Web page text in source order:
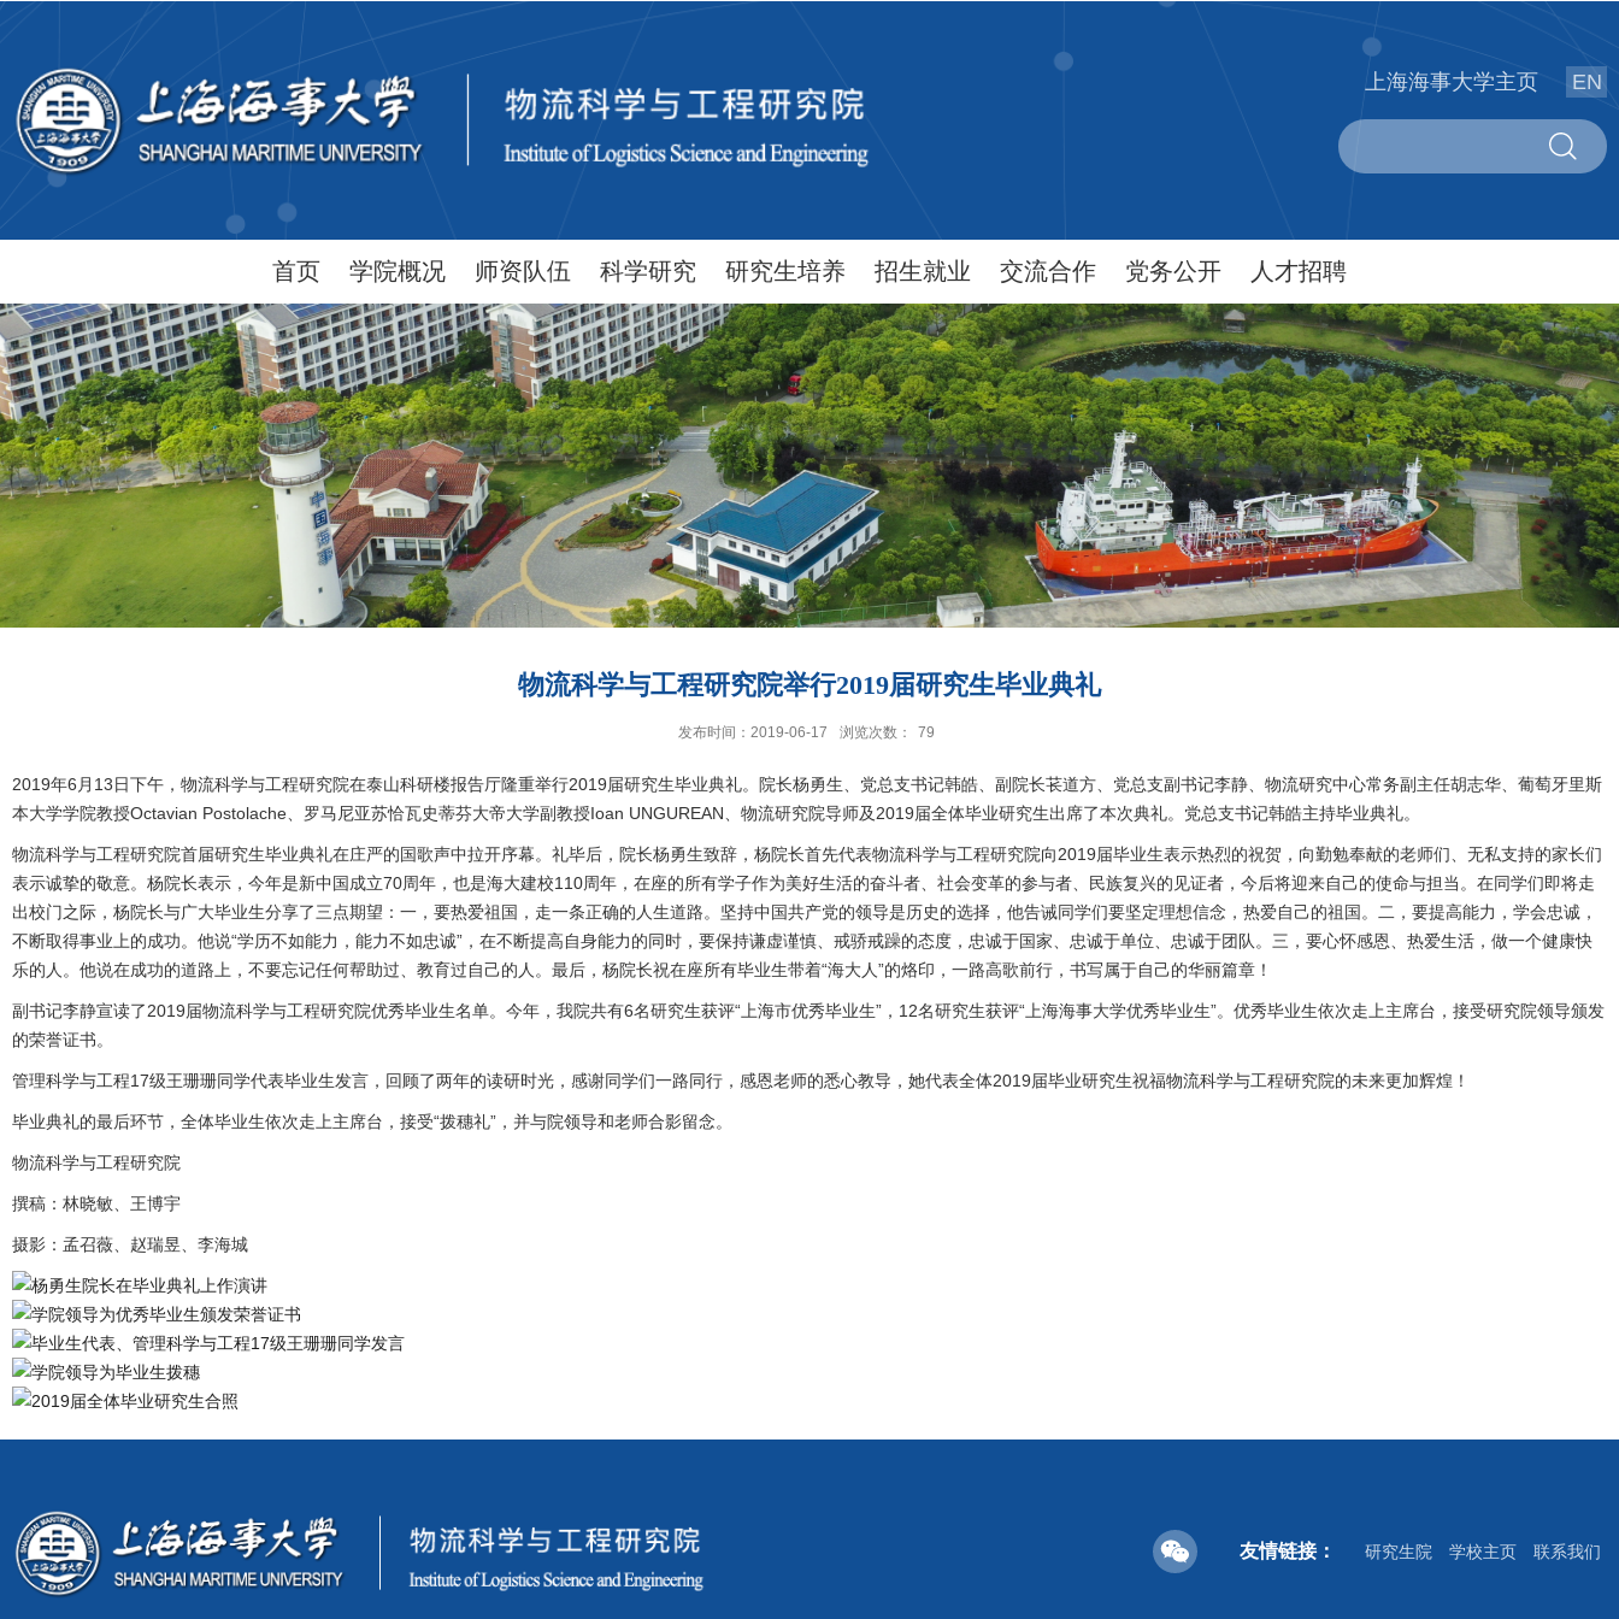
上海海事大学主页 EN
首页 学院概况 师资队伍 科学研究 研究生培养 招生就业 交流合作 党务公开 人才招聘
物流科学与工程研究院举行2019届研究生毕业典礼
发布时间：2019-06-17 浏览次数： 79
2019年6月13日下午，物流科学与工程研究院在泰山科研楼报告厅隆重举行2019届研究生毕业典礼。院长杨勇生、党总支书记韩皓、副院长苌道方、党总支副书记李静、物流研究中心常务副主任胡志华、葡萄牙里斯
本大学学院教授Octavian Postolache、罗马尼亚苏恰瓦史蒂芬大帝大学副教授Ioan UNGUREAN、物流研究院导师及2019届全体毕业研究生出席了本次典礼。党总支书记韩皓主持毕业典礼。
物流科学与工程研究院首届研究生毕业典礼在庄严的国歌声中拉开序幕。礼毕后，院长杨勇生致辞，杨院长首先代表物流科学与工程研究院向2019届毕业生表示热烈的祝贺，向勤勉奉献的老师们、无私支持的家长们
表示诚挚的敬意。杨院长表示，今年是新中国成立70周年，也是海大建校110周年，在座的所有学子作为美好生活的奋斗者、社会变革的参与者、民族复兴的见证者，今后将迎来自己的使命与担当。在同学们即将走
出校门之际，杨院长与广大毕业生分享了三点期望：一，要热爱祖国，走一条正确的人生道路。坚持中国共产党的领导是历史的选择，他告诫同学们要坚定理想信念，热爱自己的祖国。二，要提高能力，学会忠诚，
不断取得事业上的成功。他说“学历不如能力，能力不如忠诚”，在不断提高自身能力的同时，要保持谦虚谨慎、戒骄戒躁的态度，忠诚于国家、忠诚于单位、忠诚于团队。三，要心怀感恩、热爱生活，做一个健康快
乐的人。他说在成功的道路上，不要忘记任何帮助过、教育过自己的人。最后，杨院长祝在座所有毕业生带着“海大人”的烙印，一路高歌前行，书写属于自己的华丽篇章！
副书记李静宣读了2019届物流科学与工程研究院优秀毕业生名单。今年，我院共有6名研究生获评“上海市优秀毕业生”，12名研究生获评“上海海事大学优秀毕业生”。优秀毕业生依次走上主席台，接受研究院领导颁发
的荣誉证书。
管理科学与工程17级王珊珊同学代表毕业生发言，回顾了两年的读研时光，感谢同学们一路同行，感恩老师的悉心教导，她代表全体2019届毕业研究生祝福物流科学与工程研究院的未来更加辉煌！
毕业典礼的最后环节，全体毕业生依次走上主席台，接受“拨穗礼”，并与院领导和老师合影留念。
物流科学与工程研究院
撰稿：林晓敏、王博宇
摄影：孟召薇、赵瑞昱、李海城
友情链接： 研究生院 学校主页 联系我们